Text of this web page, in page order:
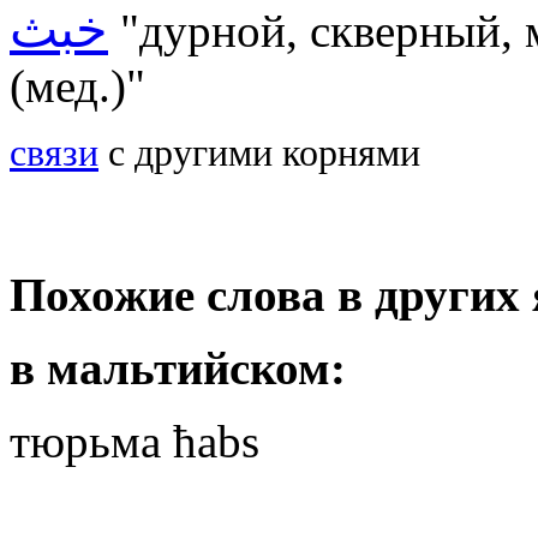
خبث "дурной, скверный,
(мед.)"
связи с другими корнями
Похожие слова в
в мальтийском:
тюрьма ħabs